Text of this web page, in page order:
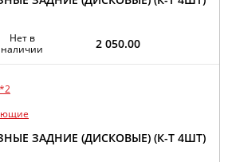
Нет в
наличии
2 050.00
ЗАДНИЕ (ДИСКОВЫЕ) (К-Т 4ШТ)